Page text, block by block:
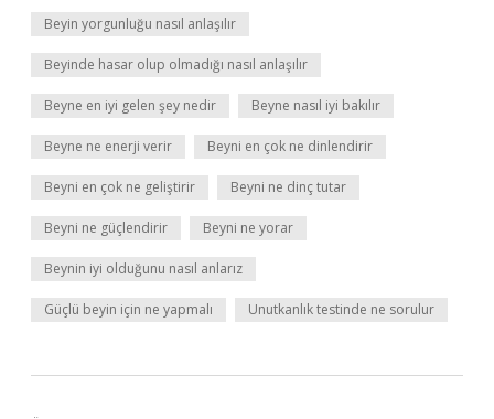
Beyin yorgunluğu nasıl anlaşılır
Beyinde hasar olup olmadığı nasıl anlaşılır
Beyne en iyi gelen şey nedir Beyne nasıl iyi bakılır
Beyne ne enerji verir Beyni en çok ne dinlendirir
Beyni en çok ne geliştirir Beyni ne dinç tutar
Beyni ne güçlendirir Beyni ne yorar
Beynin iyi olduğunu nasıl anlarız
Güçlü beyin için ne yapmalı Unutkanlık testinde ne sorulur